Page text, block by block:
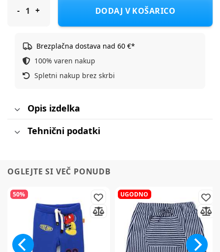
DODAJ V KOŠARICO
Brezplačna dostava nad 60 €*
100% varen nakup
Spletni nakup brez skrbi
Opis izdelka
Tehnični podatki
OGLEJTE SI VEČ PONUDB
50% UGODNO